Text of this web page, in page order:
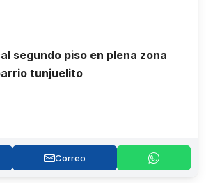
segundo piso en plena zona
tunjuelito
Correo